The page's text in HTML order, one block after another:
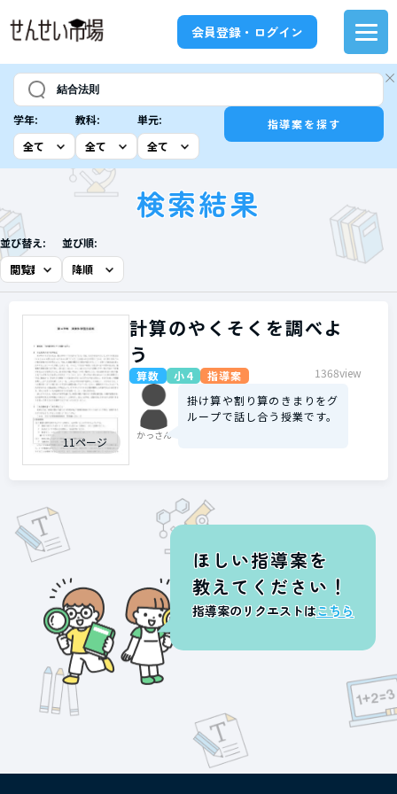
会員登録・ログイン
学年: 教科: 単元: 指導案を探す
検索結果
並び替え: 並び順:
11ページ
計算のやくそくを調べよ
う
算数 小4 指導案 1368view
かっさん
掛け算や割り算のきまりをグ
ループで話し合う授業です。
ほしい指導案を
教えてください！
指導案のリクエストはこちら